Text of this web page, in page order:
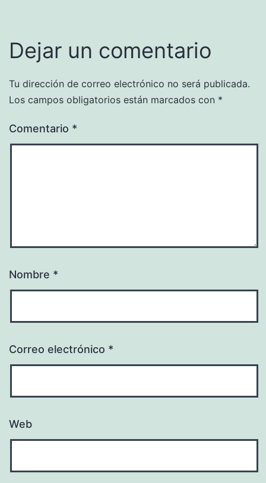
Dejar un comentario
Tu dirección de correo electrónico no será publicada.
Los campos obligatorios están marcados con *
Comentario *
Nombre *
Correo electrónico *
Web